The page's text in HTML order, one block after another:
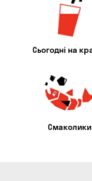
Сьогодні на
Смаколики